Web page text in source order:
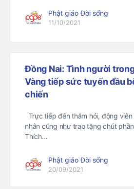
Phật giáo Đời sống
11/10/2021
Đồng Nai: Tình người
Vàng tiếp sức tuyến đầu
chiến
Trực tiếp đến thăm hỏi, động
nhân cũng như trao tặng chút
Thích…
Phật giáo Đời sống
20/09/2021